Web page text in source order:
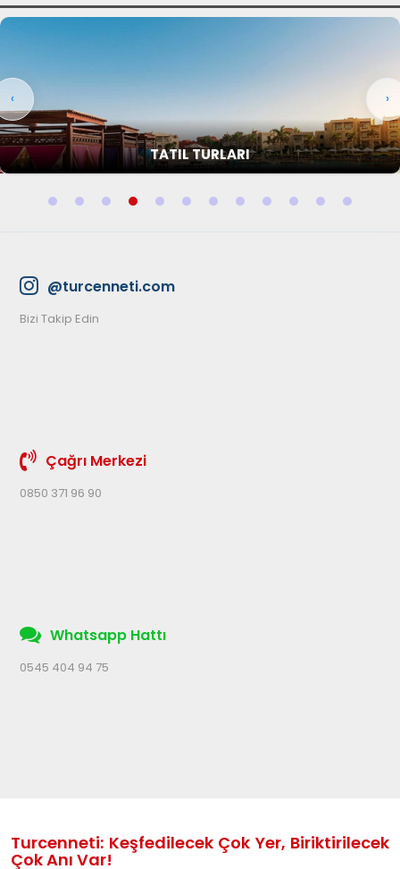
TATIL TURLARI
‹ ›
@turcenneti.com
Bizi Takip Edin
Çağrı Merkezi
0850 371 96 90
Whatsapp Hattı
0545 404 94 75
Turcenneti: Keşfedilecek Çok Yer, Biriktirilecek
Çok Anı Var!